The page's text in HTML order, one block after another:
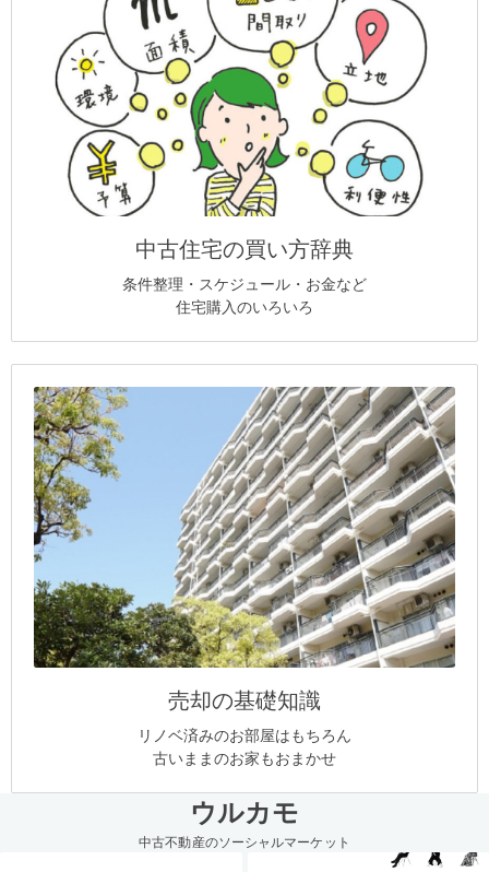
中古住宅の買い方辞典
条件整理・スケジュール・お金など
住宅購入のいろいろ
売却の基礎知識
リノベ済みのお部屋はもちろん
古いままのお家もおまかせ
ウルカモ
中古不動産のソーシャルマーケット